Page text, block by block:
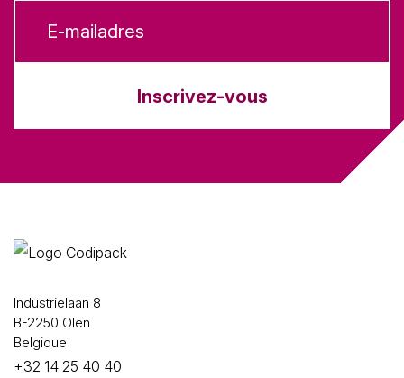
Inscrivez-vous
Industrielaan 8
B-2250 Olen
Belgique
+32 14 25 40 40